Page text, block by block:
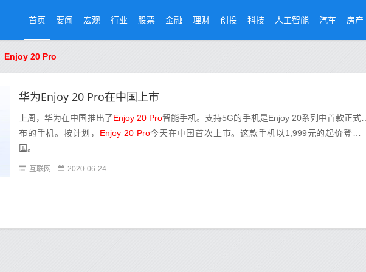
首页 要闻 宏观 行业 股票 金融 理财 创投 科技 人工智能 汽车 房产
Enjoy 20 Pro
华为Enjoy 20 Pro在中国上市
上周，华为在中国推出了Enjoy 20 Pro智能手机。支持5G的手机是Enjoy 20系列中首款正式
布的手机。按计划， Enjoy 20 Pro今天在中国首次上市。这款手机以1,999元的起价登陆
国。
互联网 2020-06-24